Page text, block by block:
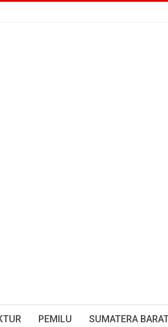
PEMILU SUMATERA